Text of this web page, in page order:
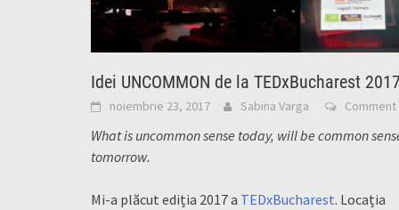
Idei UNCOMMON de la TEDxBucharest 2017
noiembrie 23, 2017 Sabina Varga Comment
What is uncommon sense today, will be common
tomorrow.
Mi-a plăcut ediția 2017 a TEDxBucharest. Locația